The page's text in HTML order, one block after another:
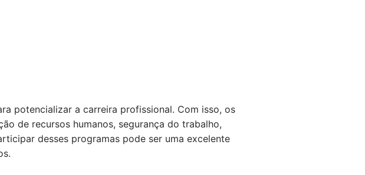
potencializar a carreira profissional. Com isso, os
de recursos humanos, segurança do trabalho,
desses programas pode ser uma excelente